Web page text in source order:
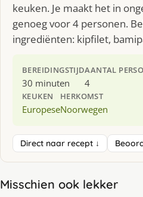
keuken. Je maakt het in
genoeg voor 4 personen.
ingrediënten: kipfilet,
BEREIDINGSTIJD
30 minuten
AANTAL
4
KEUKEN
Europese
HERKOMST
Noorwegen
Direct naar recept ↓
Misschien ook lekker